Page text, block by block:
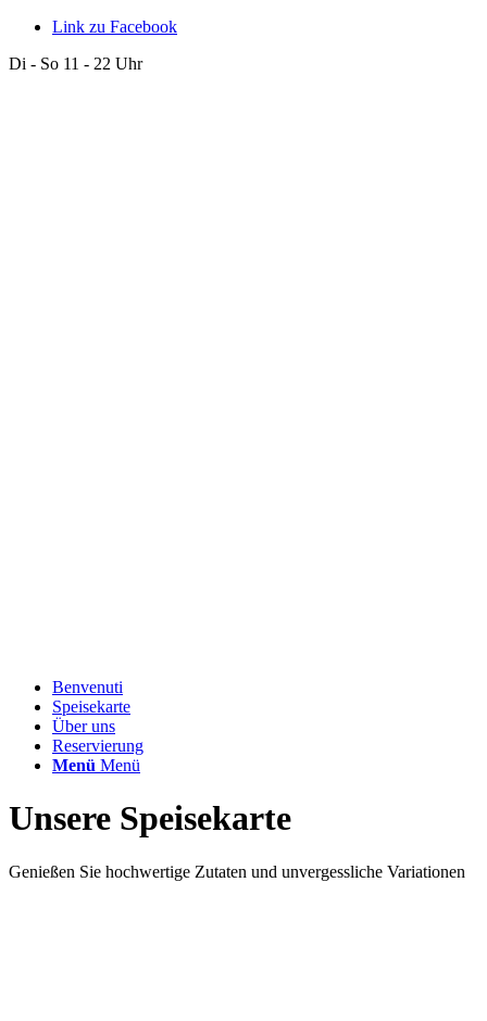
Link zu Facebook
Di - So 11 - 22 Uhr
Benvenuti
Speisekarte
Über uns
Reservierung
Menü Menü
Unsere Speisekarte
Genießen Sie hochwertige Zutaten und unvergessliche Variationen